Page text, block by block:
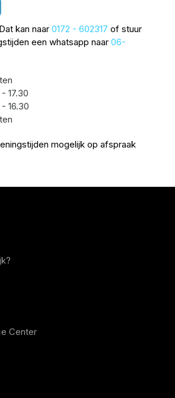
kan naar 0172 - 602317 of stuur
een whatsapp naar 06-
17.30
16.30
mogelijk op afspraak
Center